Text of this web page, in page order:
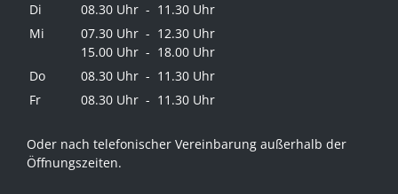
Di
08.30 Uhr - 11.30 Uhr
Mi
07.30 Uhr - 12.30 Uhr
15.00 Uhr - 18.00 Uhr
Do
08.30 Uhr - 11.30 Uhr
Fr
08.30 Uhr - 11.30 Uhr
Oder nach telefonischer Vereinbarung außerhalb der
Öffnungszeiten.